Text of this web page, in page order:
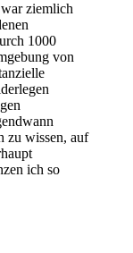
ziemlich
1000
von
zu wissen, auf
ich so